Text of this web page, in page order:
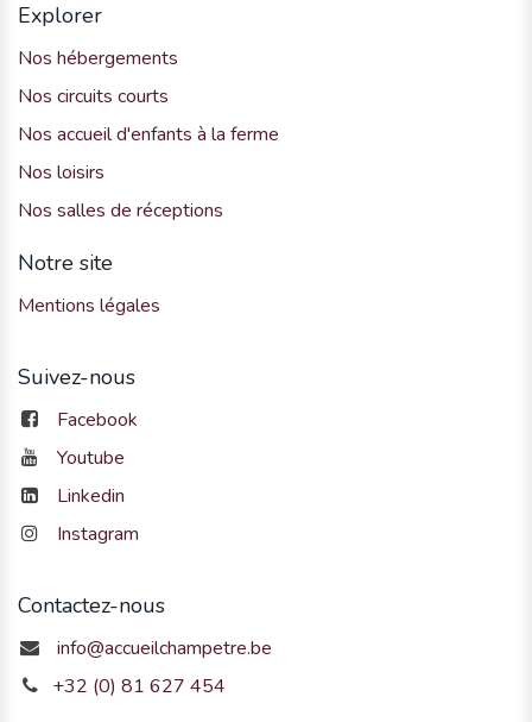
Explorer
Nos hébergements
Nos circuits courts
Nos accueil d'enfants à la ferme
Nos loisirs
Nos salles de réceptions
Notre site
Mentions légales
Suivez-nous
Facebook
Youtube
Linkedin
Instagram
Contactez-nous
info@accueilchampetre.be
+32 (0) 81 627 454